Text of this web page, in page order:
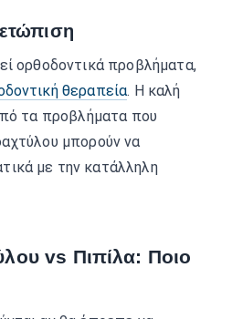
ορθοδοντικά προβλήματα,
θεραπεία. Η καλή
τα προβλήματα που
μπορούν να
με την κατάλληλη
vs Πιπίλα: Ποιο